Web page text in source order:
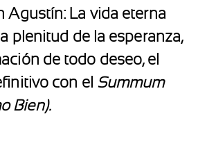
Agustín: La vida eterna
plenitud de la esperanza,
de todo deseo, el
con el Summum
Bien).